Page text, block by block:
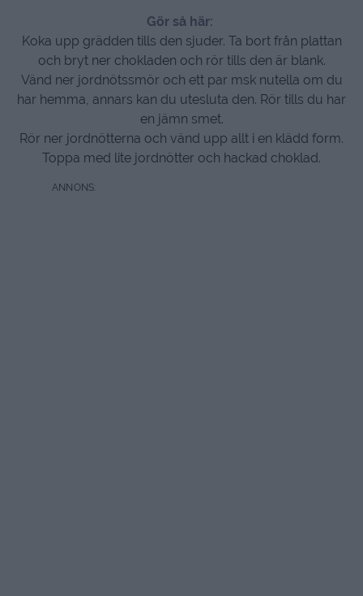
Gör så här:
Koka upp grädden tills den sjuder. Ta bort från plattan
och bryt ner chokladen och rör tills den är blank.
Vänd ner jordnötssmör och ett par msk nutella om du
har hemma, annars kan du utesluta den. Rör tills du har
en jämn smet.
Rör ner jordnötterna och vänd upp allt i en klädd form.
Toppa med lite jordnötter och hackad choklad.